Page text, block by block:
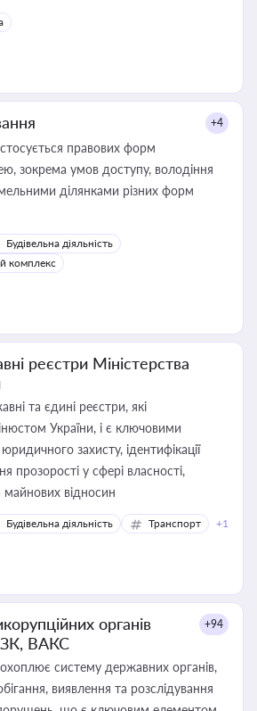
+4
правових форм
зокрема умов доступу, володіння
ділянками різних форм
Будівельна діяльність
комплекс
реєстри Міністерства
та єдині реєстри, які
України, і є ключовими
захисту, ідентифікації
прозорості у сфері власності,
майнових відносин
Будівельна діяльність Транспорт +1
органів
ВАКС
+94
систему державних органів,
виявлення та розслідування